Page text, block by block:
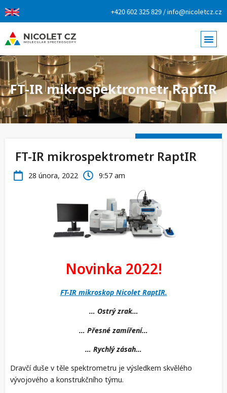
+420 602 325 829 / info@nicoletcz.cz
FT-IR mikrospektrometr RaptIR
FT-IR mikrospektrometr RaptIR
28 února, 2022 9:57 am
Novinka 2022!
FT-IR mikroskop Nicolet RaptIR.
… Ostrý zrak…
… Přesné zamíření…
… Rychlý zásah…
Dravčí duše v těle spektrometru je výsledkem skvělého
vývojového a konstrukčního týmu.